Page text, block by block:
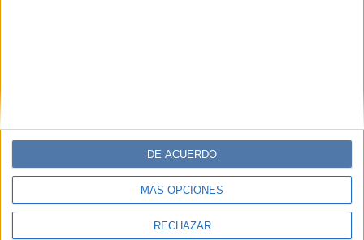
MÁS OPCIONES
RECHAZAR
DE ACUERDO